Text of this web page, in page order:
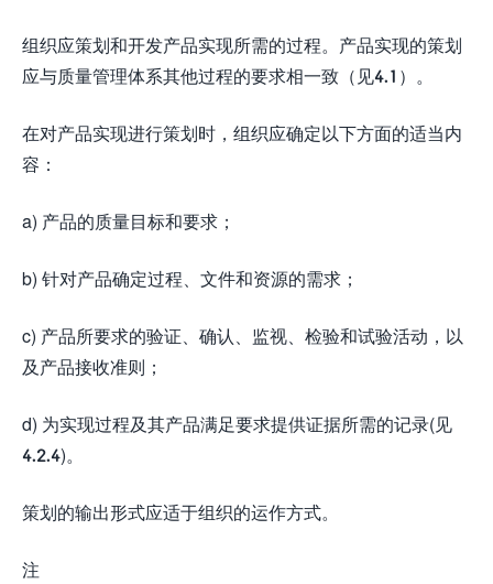
组织应策划和开发产品实现所需的过程。产品实现的策划
应与质量管理体系其他过程的要求相一致（见4.1）。
在对产品实现进行策划时，组织应确定以下方面的适当内
容：
a) 产品的质量目标和要求；
b) 针对产品确定过程、文件和资源的需求；
c) 产品所要求的验证、确认、监视、检验和试验活动，以
及产品接收准则；
d) 为实现过程及其产品满足要求提供证据所需的记录(见
4.2.4)。
策划的输出形式应适于组织的运作方式。
注